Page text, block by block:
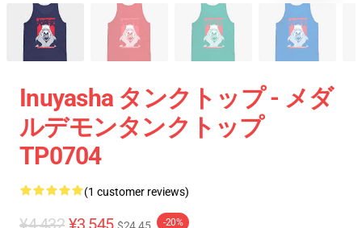
Inuyasha タンクトップ - メダ
ルデモンタンクトップ
TP0704
(1 customer reviews)
¥4,432 ¥3,545 -20%